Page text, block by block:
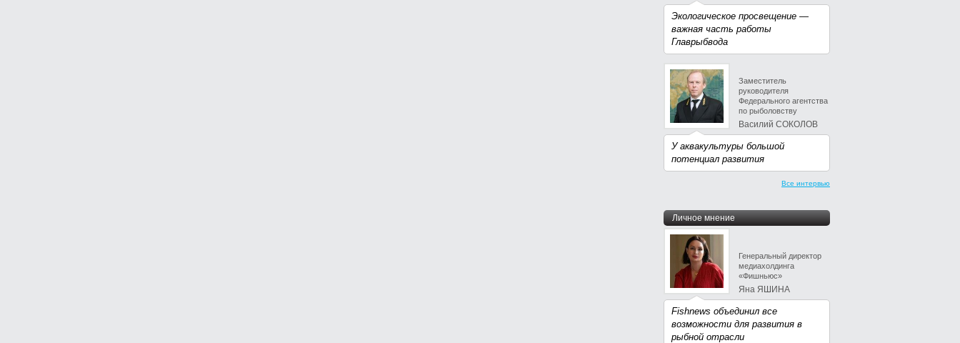
Экологическое просвещение —
важная часть работы
Главрыбвода
Заместитель
руководителя
Федерального агентства
по рыболовству
Василий СОКОЛОВ
У аквакультуры большой
потенциал развития
Все интервью
Личное мнение
Генеральный директор
медиахолдинга
«Фишньюс»
Яна ЯШИНА
Fishnews объединил все
возможности для развития в
рыбной отрасли